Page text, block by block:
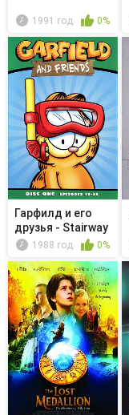
1991 год 0%
Гарфилд и его
друзья - Stairway
to St...1988 год 0%